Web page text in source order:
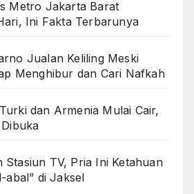
Metro Jakarta Barat
Ini Fakta Terbarunya
Jualan Keliling Meski
Menghibur dan Cari Nafkah
dan Armenia Mulai Cair,
Stasiun TV, Pria Ini Ketahuan
abal” di Jaksel